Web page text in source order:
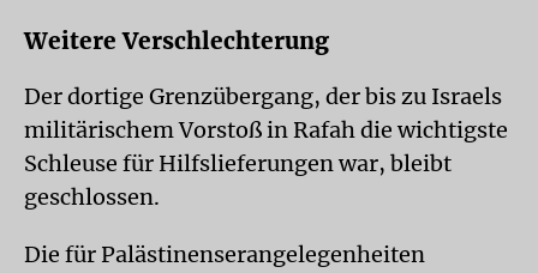
Weitere Verschlechterung
Der dortige Grenzübergang, der bis zu Israels
militärischem Vorstoß in Rafah die wichtigste
Schleuse für Hilfslieferungen war, bleibt
geschlossen.
Die für Palästinenserangelegenheiten